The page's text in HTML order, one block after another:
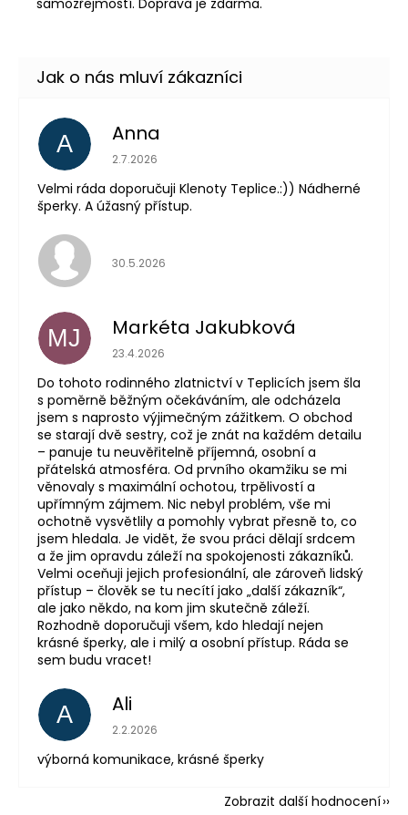
A Anna
Hodnocení obchodu je 5 z 5 hvězdiček.
2.7.2026
Velmi ráda doporučuji Klenoty Teplice.:)) Nádherné
šperky. A úžasný přístup.
Hodnocení obchodu je 5 z 5 hvězdiček.
30.5.2026
MJ Markéta Jakubková
Hodnocení obchodu je 5 z 5 hvězdiček.
23.4.2026
Do tohoto rodinného zlatnictví v Teplicích jsem šla
s poměrně běžným očekáváním, ale odcházela
jsem s naprosto výjimečným zážitkem. O obchod
se starají dvě sestry, což je znát na každém detailu
– panuje tu neuvěřitelně příjemná, osobní a
přátelská atmosféra. Od prvního okamžiku se mi
věnovaly s maximální ochotou, trpělivostí a
upřímným zájmem. Nic nebyl problém, vše mi
ochotně vysvětlily a pomohly vybrat přesně to, co
jsem hledala. Je vidět, že svou práci dělají srdcem
a že jim opravdu záleží na spokojenosti zákazníků.
Velmi oceňuji jejich profesionální, ale zároveň lidský
přístup – člověk se tu necítí jako „další zákazník“,
ale jako někdo, na kom jim skutečně záleží.
Rozhodně doporučuji všem, kdo hledají nejen
krásné šperky, ale i milý a osobní přístup. Ráda se
sem budu vracet!
A Ali
Hodnocení obchodu je 5 z 5 hvězdiček.
2.2.2026
výborná komunikace, krásné šperky
Zobrazit další hodnocení